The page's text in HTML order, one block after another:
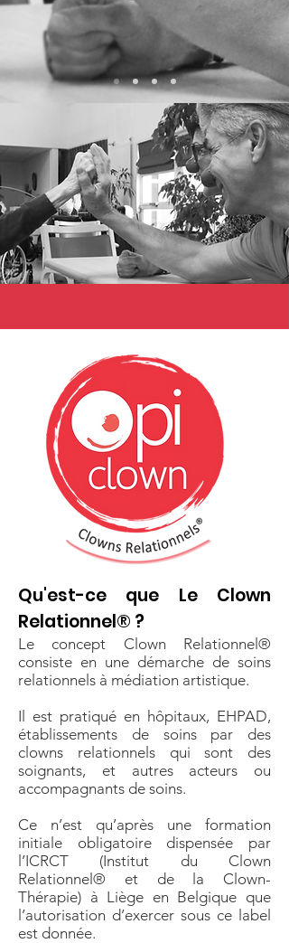
Qu'est-ce que Le Clown
Relationnel® ?
Le concept Clown Relationnel®
consiste en une démarche de soins
relationnels à médiation artistique.
Il est pratiqué en hôpitaux, EHPAD,
établissements de soins par des
clowns relationnels qui sont des
soignants, et autres acteurs ou
accompagnants de soins.
Ce n’est qu’après une formation
initiale obligatoire dispensée par
l’ICRCT (Institut du Clown
Relationnel® et de la Clown-
Thérapie) à Liège en Belgique que
l’autorisation d’exercer sous ce label
est donnée.